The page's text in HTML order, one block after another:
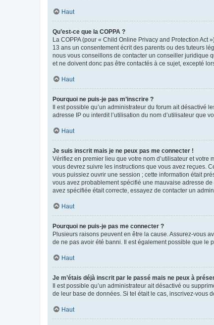
Haut
Qu’est-ce que la COPPA ?
La COPPA (pour « Child Online Privacy and Protection
13 ans un consentement écrit des parents ou des tuteurs
nous vous conseillons de contacter un conseiller juridique
et ne doivent donc pas être contactés à ce sujet, excepté
Haut
Pourquoi ne puis-je pas m’inscrire ?
Il est possible qu’un administrateur du forum ait désactivé
adresse IP ou interdit l’utilisation du nom d’utilisateur que
Haut
Je suis inscrit mais je ne peux pas me connecter !
Vérifiez en premier lieu que votre nom d’utilisateur et votre
vous devrez suivre les instructions que vous avez reçues.
vous puissiez ouvrir une session ; cette information était
vous avez probablement spécifié une mauvaise adresse
avez spécifiée était correcte, essayez de contacter un
Haut
Pourquoi ne puis-je pas me connecter ?
Plusieurs raisons peuvent en être la cause. Assurez-vous
de ne pas avoir été banni. Il est également possible que le
Haut
Je m’étais déjà inscrit par le passé mais ne peux à
Il est possible qu’un administrateur ait désactivé ou
de leur base de données. Si tel était le cas, inscrivez-vous
Haut